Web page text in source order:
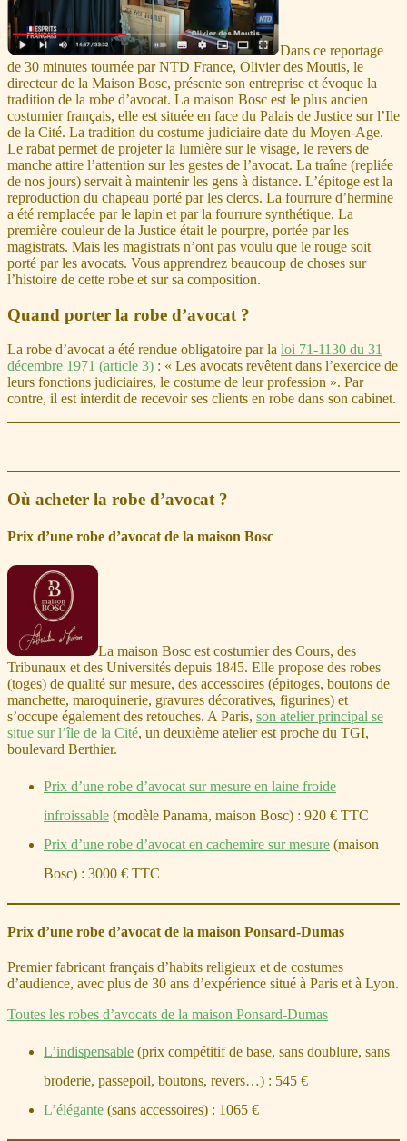
Dans ce reportage
de 30 minutes tournée par NTD France, Olivier des Moutis, le
directeur de la Maison Bosc, présente son entreprise et évoque la
tradition de la robe d’avocat. La maison Bosc est le plus ancien
costumier français, elle est située en face du Palais de Justice sur l’Ile
de la Cité. La tradition du costume judiciaire date du Moyen-Age.
Le rabat permet de projeter la lumière sur le visage, le revers de
manche attire l’attention sur les gestes de l’avocat. La traîne (repliée
de nos jours) servait à maintenir les gens à distance. L’épitoge est la
reproduction du chapeau porté par les clercs. La fourrure d’hermine
a été remplacée par le lapin et par la fourrure synthétique. La
première couleur de la Justice était le pourpre, portée par les
magistrats. Mais les magistrats n’ont pas voulu que le rouge soit
porté par les avocats. Vous apprendrez beaucoup de choses sur
l’histoire de cette robe et sur sa composition.
Quand porter la robe d’avocat ?
La robe d’avocat a été rendue obligatoire par la loi 71-1130 du 31
décembre 1971 (article 3) : « Les avocats revêtent dans l’exercice de
leurs fonctions judiciaires, le costume de leur profession ». Par
contre, il est interdit de recevoir ses clients en robe dans son cabinet.
Où acheter la robe d’avocat ?
Prix d’une robe d’avocat de la maison Bosc
La maison Bosc est costumier des Cours, des
Tribunaux et des Universités depuis 1845. Elle propose des robes
(toges) de qualité sur mesure, des accessoires (épitoges, boutons de
manchette, maroquinerie, gravures décoratives, figurines) et
s’occupe également des retouches. A Paris, son atelier principal se
situe sur l’île de la Cité, un deuxième atelier est proche du TGI,
boulevard Berthier.
Prix d’une robe d’avocat sur mesure en laine froide
infroissable (modèle Panama, maison Bosc) : 920 € TTC
Prix d’une robe d’avocat en cachemire sur mesure (maison
Bosc) : 3000 € TTC
Prix d’une robe d’avocat de la maison Ponsard-Dumas
Premier fabricant français d’habits religieux et de costumes
d’audience, avec plus de 30 ans d’expérience situé à Paris et à Lyon.
Toutes les robes d’avocats de la maison Ponsard-Dumas
L’indispensable (prix compétitif de base, sans doublure, sans
broderie, passepoil, boutons, revers…) : 545 €
L’élégante (sans accessoires) : 1065 €